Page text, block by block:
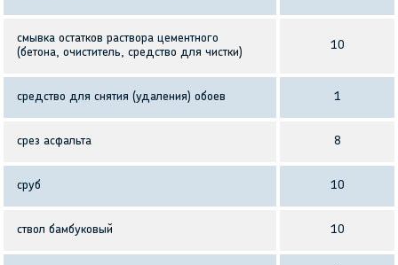
смывка остатков раствора цементного
(бетона, очиститель, средство для чистки)
10
средство для снятия (удаления) обоев 1
срез асфальта 8
сруб 10
ствол бамбуковый 10